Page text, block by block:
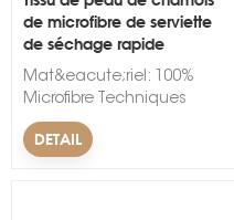
de microfibre de serviette
de séchage rapide
favorable à l'environnement
Mat&eacute;riel: 100%
Microfibre Techniques
d'accompagnement&nbsp;:
Non-tiss&eacute; Largeur:
DETAIL